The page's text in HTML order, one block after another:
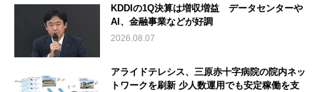
KDDIの1Q決算は増収増益 データセンターや
AI、金融事業などが好調
2026.08.07
アライドテレシス、三原赤十字病院の院内ネッ
トワークを刷新 少人数運用でも安定稼働を支